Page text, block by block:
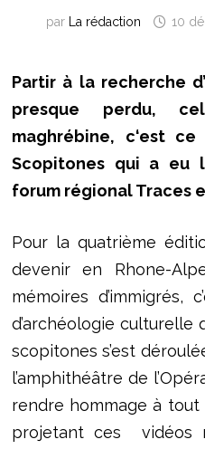
par La rédaction 10
Partir à la recherche
presque perdu,
maghrébine, c‘est
Scopitones qui a eu
forum régional Traces
Pour la quatrième
devenir en Rhone-
mémoires d’immigrés,
d’archéologie culturelle
scopitones s’est
l’amphithéâtre de
rendre hommage à
projetant ces vidéos